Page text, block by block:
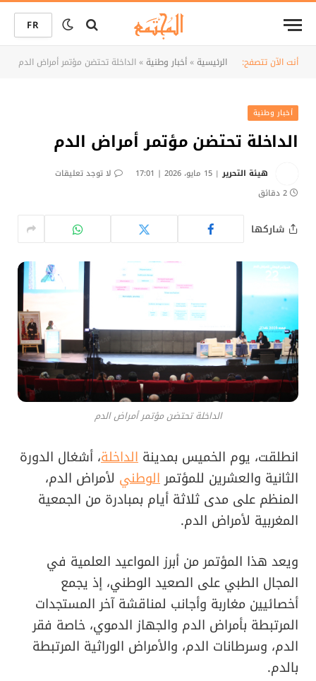
FR
أنت الآن تتصفح: الرئيسية»أخبار وطنية»الداخلة تحتضن مؤتمر أمراض الدم
أخبار وطنية
الداخلة تحتضن مؤتمر أمراض الدم
هيئة التحرير 15 مايو، 2026 | 17:01
لا توجد تعليقات
2 دقائق
شاركها
الداخلة تحتضن مؤتمر أمراض الدم
انطلقت، يوم الخميس بمدينة الداخلة، أشغال الدورة
الثانية والعشرين للمؤتمرالوطني لأمراض الدم،
المنظم على مدى ثلاثة أيام بمبادرة من الجمعية
المغربية لأمراض الدم.
ويعد هذا المؤتمر من أبرز المواعيد العلمية في
المجال الطبي على الصعيد الوطني، إذ يجمع
أخصائيين مغاربة وأجانب لمناقشة آخر المستجدات
المرتبطة بأمراض الدم والجهاز الدموي، خاصة فقر
الدم، وسرطانات الدم، والأمراض الوراثية المرتبطة
بالدم.